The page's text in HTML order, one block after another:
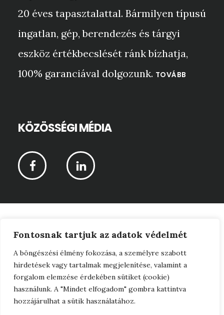
Fontosnak tartjuk az adatok védelmét
A böngészési élmény fokozása, a személyre szabott
hirdetések vagy tartalmak megjelenítése, valamint a
forgalom elemzése érdekében sütiket (cookie)
használunk. A "Mindet elfogadom" gombra kattintva
hozzájárulhat a sütik használatához.
20 éves tapasztalattal. Bármilyen típusú
ingatlan, gép, berendezés és tárgyi
eszköz értékbecslését ránk bízhatja,
100% garanciával dolgozunk. TOVÁBB
KÖZÖSSÉGI MÉDIA
CPR-Vagyonértékelő Kft © 2026 ·
Adatkezelési tájékoztató
·
Jogi nyilatkozat
·